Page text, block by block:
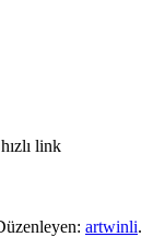
link
artwinli.